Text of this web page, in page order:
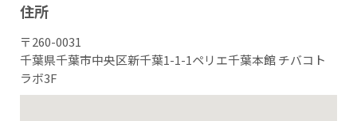
住所
〒260-0031
千葉県千葉市中央区新千葉1-1-1ペリエ千葉本館 チバコト
ラボ3F